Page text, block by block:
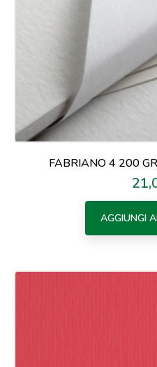
FABRIANO 4 200
AGGIUNGI